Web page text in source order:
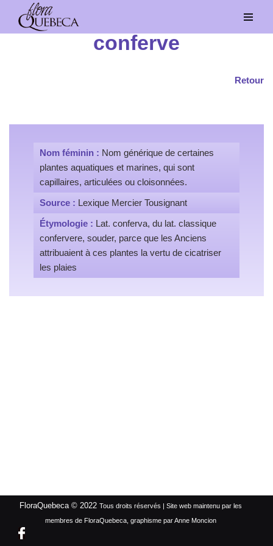
Aller
conferve
Retour
Nom féminin : Nom générique de certaines
plantes aquatiques et marines, qui sont
capillaires, articulées ou cloisonnées.
Source : Lexique Mercier Tousignant
Étymologie : Lat. conferva, du lat. classique
confervere, souder, parce que les Anciens
attribuaient à ces plantes la vertu de cicatriser
les plaies
FloraQuebeca © 2022 Tous droits réservés | Site web maintenu par les
membres de FloraQuebeca, graphisme par Anne Moncion